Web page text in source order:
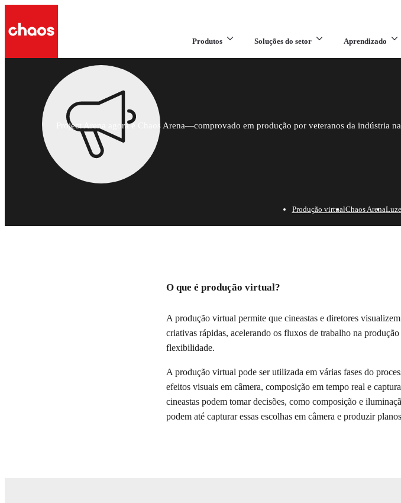
Produtos Soluções do setor Aprendizado
Project Arena agora é Chaos Arena—comprovado em produção por veteranos da indústria
Produção virtualChaos Arena
O que é produção virtual?
A produção virtual permite que cineastas e diretores
criativas rápidas, acelerando os fluxos de trabalho na
flexibilidade.
A produção virtual pode ser utilizada em várias fases do
efeitos visuais em câmera, composição em tempo real e
cineastas podem tomar decisões, como composição e
podem até capturar essas escolhas em câmera e produzir